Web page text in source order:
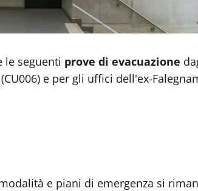
le seguenti prove di evacuazione
e per gli uffici dell'ex-
e piani di emergenza si